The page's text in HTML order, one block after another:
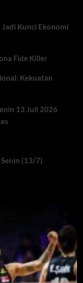
Kunci Ekonomi
Fide Killer
Kekuatan
13 Juli 2026
(13/7)